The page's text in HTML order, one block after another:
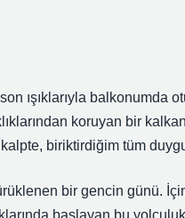
ışıklarıyla balkonumda
koruyan bir
biriktirdiğim tüm
bir gencin günü.
başlayan bu